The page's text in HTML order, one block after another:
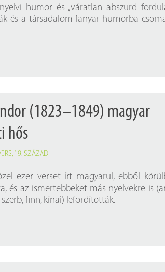
Próbahozzáférések adatbázisokhoz
Kitekintő
Könyvtári
humor és „váratlan abszurd
és a társadalom fanyar humorba
(1823–1849) magyar
hős
, 19. SZÁZAD
ezer verset írt magyarul, ebből
és az ismertebbeket más nyelvekre is
szerb, finn, kínai) lefordították.